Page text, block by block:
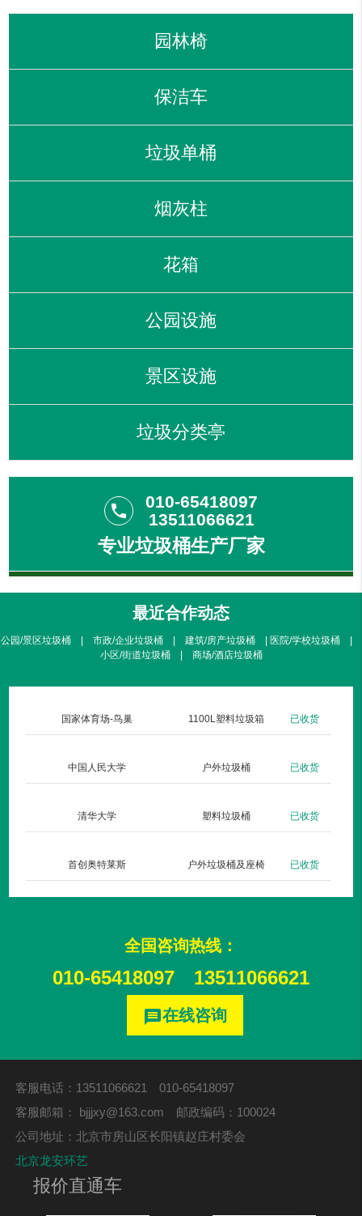
园林椅
保洁车
垃圾单桶
烟灰柱
花箱
公园设施
景区设施
垃圾分类亭
phone
010-65418097
13511066621
专业垃圾桶生产厂家
最近合作动态
公园/景区垃圾桶 | 市政/企业垃圾桶 | 建筑/房产垃圾桶 | 医院/学校垃圾桶 |
小区/街道垃圾桶 | 商场/酒店垃圾桶
国家体育场-鸟巢 1100L塑料垃圾箱 已收货
中国人民大学 户外垃圾桶 已收货
清华大学 塑料垃圾桶 已收货
首创奥特莱斯 户外垃圾桶及座椅 已收货
全国咨询热线：
010-65418097 13511066621
message在线咨询
客服电话：13511066621 010-65418097
客服邮箱： bjjjxy@163.com 邮政编码：100024
公司地址：北京市房山区长阳镇赵庄村委会
北京龙安环艺
报价直通车